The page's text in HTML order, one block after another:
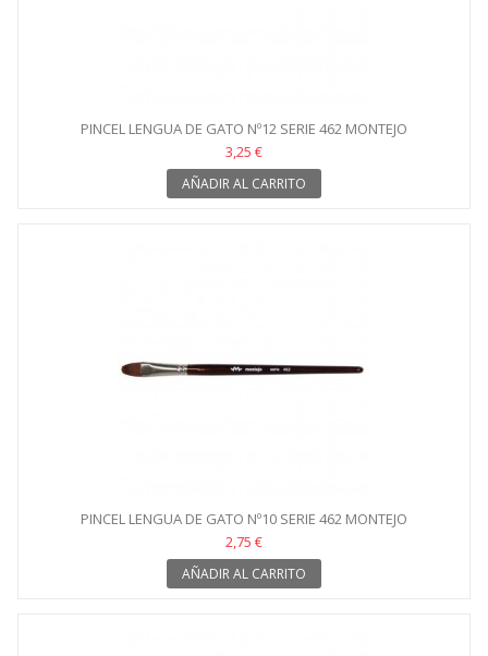
PINCEL LENGUA DE GATO Nº12 SERIE 462 MONTEJO
3,25 €
AÑADIR AL CARRITO
PINCEL LENGUA DE GATO Nº10 SERIE 462 MONTEJO
2,75 €
AÑADIR AL CARRITO